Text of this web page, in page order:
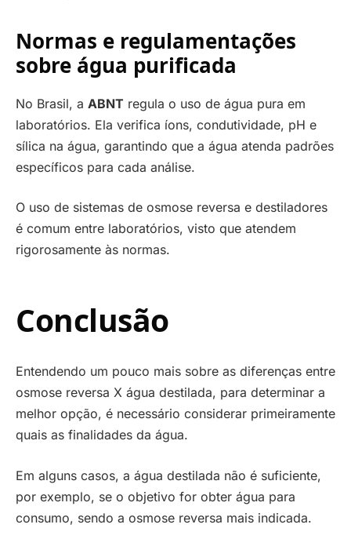
Normas e regulamentações
sobre água purificada
No Brasil, a ABNT regula o uso de água pura em
laboratórios. Ela verifica íons, condutividade, pH e
sílica na água, garantindo que a água atenda padrões
específicos para cada análise.
O uso de sistemas de osmose reversa e destiladores
é comum entre laboratórios, visto que atendem
rigorosamente às normas.
Conclusão
Entendendo um pouco mais sobre as diferenças entre
osmose reversa X água destilada, para determinar a
melhor opção, é necessário considerar primeiramente
quais as finalidades da água.
Em alguns casos, a água destilada não é suficiente,
por exemplo, se o objetivo for obter água para
consumo, sendo a osmose reversa mais indicada.